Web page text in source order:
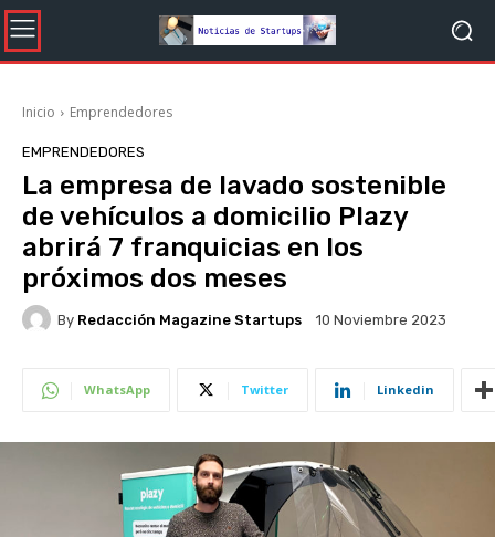
Inicio Emprendedores
EMPRENDEDORES
La empresa de lavado sostenible
de vehículos a domicilio Plazy
abrirá 7 franquicias en los
próximos dos meses
By Redacción Magazine Startups 10 Noviembre 2023
WhatsApp Twitter Linkedin